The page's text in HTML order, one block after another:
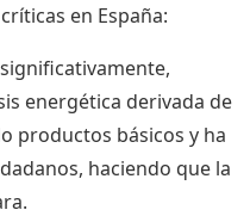
en España:
energética derivada de
productos básicos y ha
haciendo que la